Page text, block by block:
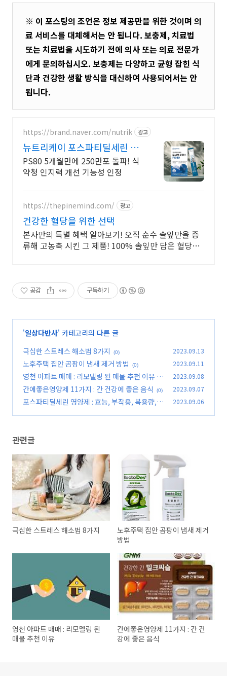
※ 이 포스팅의 조언은 정보 제공만을 위한 것이며 의
료 서비스를 대체해서는 안 됩니다. 보충제, 치료법
또는 치료법을 시도하기 전에 의사 또는 의료 전문가
에게 문의하십시오. 보충제는 다양하고 균형 잡힌 식
단과 건강한 생활 방식을 대신하여 사용되어서는 안
됩니다.
https://brand.naver.com/nutrik 광고
뉴트리케이 포스파티딜세린 고
객감사 50% 할인중!
PS80 5개월만에 250만포 돌파! 식
약청 인지력 개선 기능성 인정
https://thepinemind.com/ 광고
건강한 혈당을 위한 선택
본사만의 특별 혜택 알아보기! 오직 순수 솔잎만을 증
류해 고농축 시킨 그 제품! 100% 솔잎만 담은 혈당케
공감 구독하기
'일상다반사' 카테고리의 다른 글
극심한 스트레스 해소법 8가지
(0) 2023.09.13
노후주택 집안 곰팡이 냄새 제거 방법 (0) 2023.09.11
영천 아파트 매매 : 리모델링 된 매물 추천 이유
(0)
2023.09.08
간에좋은영양제 11가지 : 간 건강에 좋은 음식 (0) 2023.09.07
포스파티딜세린 영양제 : 효능, 부작용, 복용량,
2023.09.06
관련글
극심한 스트레스 해소법 8가지
노후주택 집안 곰팡이 냄새 제거
방법
영천 아파트 매매 : 리모델링 된
매물 추천 이유
간에좋은영양제 11가지 : 간 건
강에 좋은 음식